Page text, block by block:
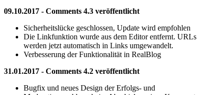
09.10.2017 - Comments 4.3 veröffentlicht
Sicherheitslücke geschlossen, Update wird empfohlen
Die Linkfunktion wurde aus dem Editor entfernt. URLs
werden jetzt automatisch in Links umgewandelt.
Verbesserung der Funktionalität in RealBlog
31.01.2017 - Comments 4.2 veröffentlicht
Bugfix und neues Design der Erfolgs- und